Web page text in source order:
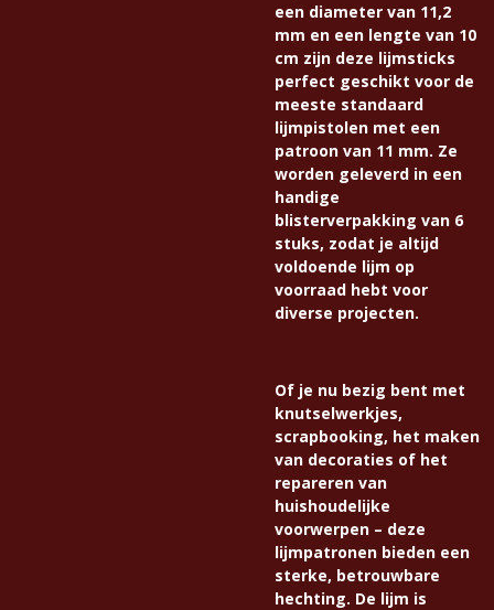
een diameter van 11,2
mm en een lengte van 10
cm zijn deze lijmsticks
perfect geschikt voor de
meeste standaard
lijmpistolen met een
patroon van 11 mm. Ze
worden geleverd in een
handige
blisterverpakking van 6
stuks, zodat je altijd
voldoende lijm op
voorraad hebt voor
diverse projecten.
Of je nu bezig bent met
knutselwerkjes,
scrapbooking, het maken
van decoraties of het
repareren van
huishoudelijke
voorwerpen – deze
lijmpatronen bieden een
sterke, betrouwbare
hechting. De lijm is